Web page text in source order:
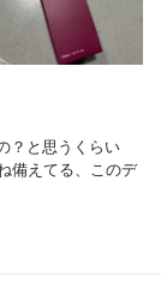
？と思うくらい
備えてる、このデ